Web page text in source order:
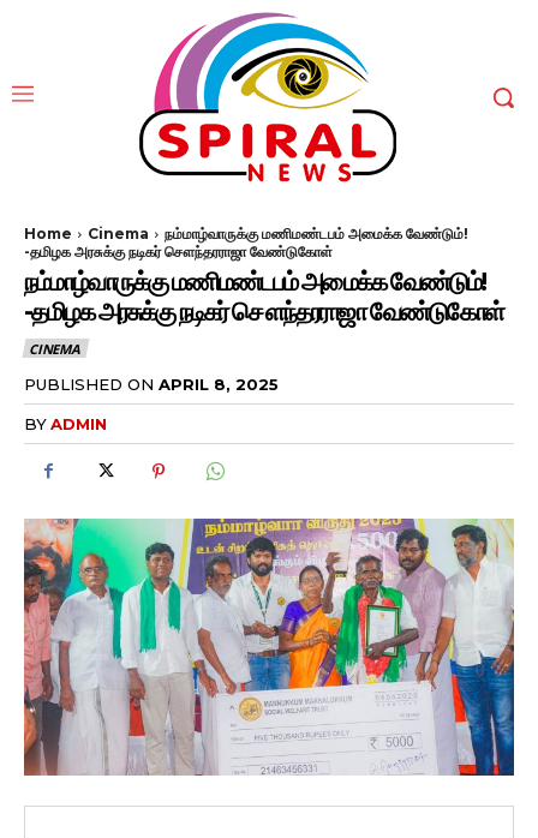
Home Cinema
நம்மாழ்வாருக்கு மணிமண்டபம் அமைக்க வேண்டும்!
-தமிழக அரசுக்கு நடிகர் சௌந்தரராஜா வேண்டுகோள்
நம்மாழ்வாருக்கு மணிமண்டபம் அமைக்க வேண்டும்!
-தமிழக அரசுக்கு நடிகர் சௌந்தரராஜா வேண்டுகோள்
CINEMA
PUBLISHED ON APRIL 8, 2025
BYADMIN